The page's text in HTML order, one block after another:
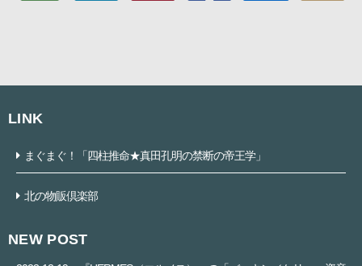
LINK
まぐまぐ！「四柱推命★真田孔明の禁断の帝王学」
北の物販倶楽部
NEW POST